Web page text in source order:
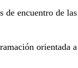
encuentro de
orientada